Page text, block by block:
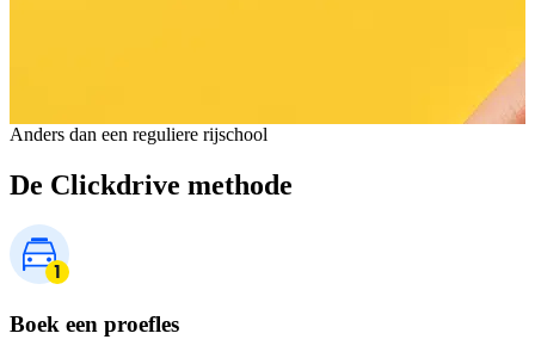
Anders dan een reguliere rijschool
De Clickdrive methode
Boek een proefles